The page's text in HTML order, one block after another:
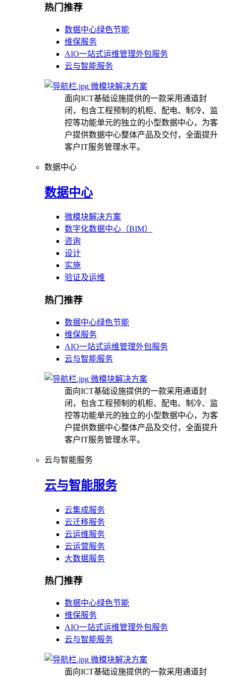
热门推荐
数据中心绿色节能
维保服务
AIO一站式运维管理外包服务
云与智能服务
微模块解决方案
面向ICT基础设施提供的一款采用通道封
闭，包含工程预制的机柜、配电、制冷、监
控等功能单元的独立的小型数据中心，为客
户提供数据中心整体产品及交付，全面提升
客户IT服务管理水平。
数据中心
数据中心
微模块解决方案
数字化数据中心（BIM）
咨询
设计
实施
验证及运维
热门推荐
数据中心绿色节能
维保服务
AIO一站式运维管理外包服务
云与智能服务
微模块解决方案
面向ICT基础设施提供的一款采用通道封
闭，包含工程预制的机柜、配电、制冷、监
控等功能单元的独立的小型数据中心，为客
户提供数据中心整体产品及交付，全面提升
客户IT服务管理水平。
云与智能服务
云与智能服务
云集成服务
云迁移服务
云运维服务
云运营服务
大数据服务
热门推荐
数据中心绿色节能
维保服务
AIO一站式运维管理外包服务
云与智能服务
微模块解决方案
面向ICT基础设施提供的一款采用通道封